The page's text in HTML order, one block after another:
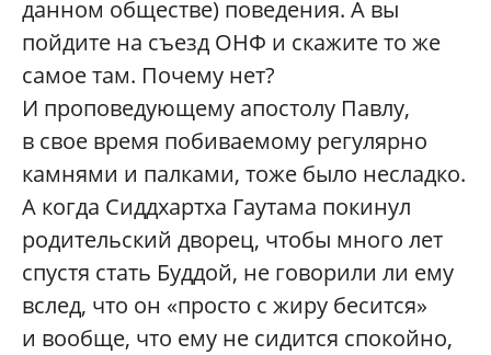
данном обществе) поведения. А вы
пойдите на съезд ОНФ и скажите то же
самое там. Почему нет?
И проповедующему апостолу Павлу,
в свое время побиваемому регулярно
камнями и палками, тоже было несладко.
А когда Сиддхартха Гаутама покинул
родительский дворец, чтобы много лет
спустя стать Буддой, не говорили ли ему
вслед, что он «просто с жиру бесится»
и вообще, что ему не сидится спокойно,